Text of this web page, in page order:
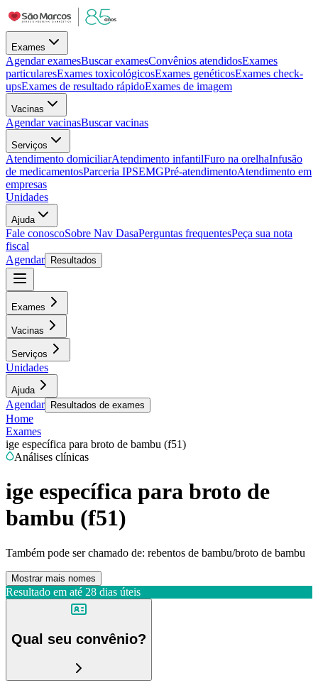
Exames
Agendar examesBuscar examesConvênios atendidosExames
particularesExames toxicológicosExames genéticosExames check-
upsExames de resultado rápidoExames de imagem
Vacinas
Agendar vacinasBuscar vacinas
Serviços
Atendimento domiciliarAtendimento infantilFuro na orelhaInfusão
de medicamentosParceria IPSEMGPré-atendimentoAtendimento em
empresas
Unidades
Ajuda
Fale conoscoSobre Nav DasaPerguntas frequentesPeça sua nota
fiscal
Agendar
Resultados
Exames
Vacinas
Serviços
Unidades
Ajuda
Agendar Resultados de exames
Home
Exames
ige específica para broto de bambu (f51)
Análises clínicas
ige específica para broto de
bambu (f51)
Também pode ser chamado de: rebentos de bambu/broto de bambu
Mostrar mais nomes
Resultado em até 28 dias úteis
Qual seu convênio?